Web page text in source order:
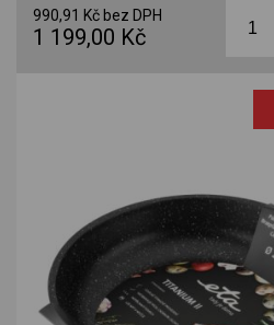
990,91 Kč bez DPH
1 199,00 Kč